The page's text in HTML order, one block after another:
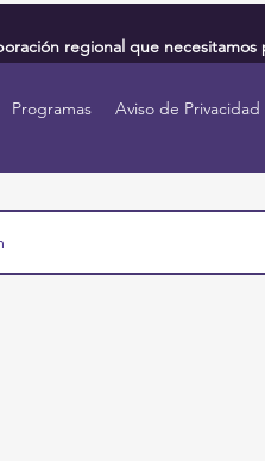
regional que
Programas Aviso de Privacidad